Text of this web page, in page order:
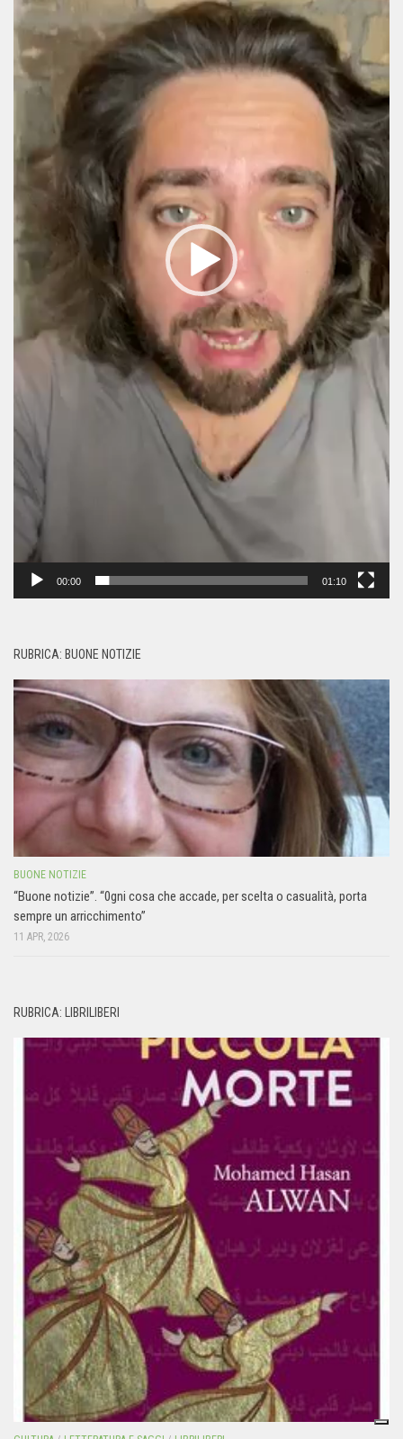
00:00 01:10
RUBRICA: BUONE NOTIZIE
BUONE NOTIZIE
“Buone notizie”. “0gni cosa che accade, per scelta o casualità, porta
sempre un arricchimento”
11 APR, 2026
RUBRICA: LIBRILIBERI